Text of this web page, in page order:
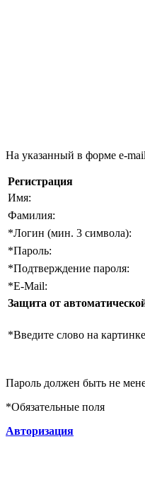
На указанный в форме e-
Регистрация
Имя:
Фамилия:
*Логин (мин. 3 символа):
*Пароль:
*Подтверждение пароля:
*E-Mail:
Защита от
*Введите слово на
Пароль должен быть не
*Обязательные поля
Авторизация